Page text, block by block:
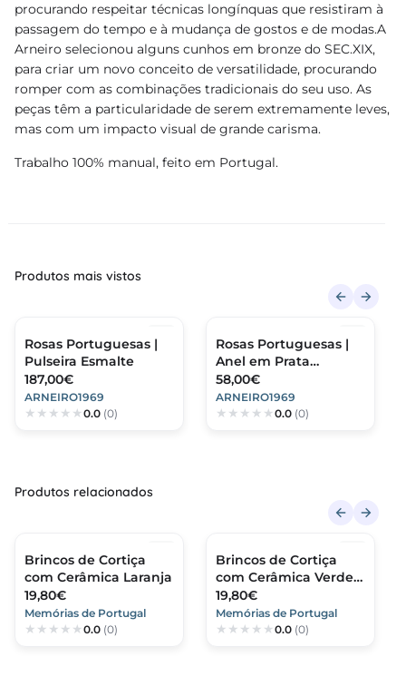
procurando respeitar técnicas longínquas que resistiram à
passagem do tempo e à mudança de gostos e de modas.A
Arneiro selecionou alguns cunhos em bronze do SEC.XIX,
para criar um novo conceito de versatilidade, procurando
romper com as combinações tradicionais do seu uso. As
peças têm a particularidade de serem extremamente leves,
mas com um impacto visual de grande carisma.
Trabalho 100% manual, feito em Portugal.
Produtos mais vistos
Rosas Portuguesas |
Pulseira Esmalte
187,00€
ARNEIRO1969
0.0 (0)
Rosas Portuguesas |
Anel em Prata
Dourada 925
58,00€
ARNEIRO1969
0.0(0)
Produtos relacionados
Brincos de Cortiça
com Cerâmica Laranja
19,80€
Memórias de Portugal
0.0 (0)
Brincos de Cortiça
com Cerâmica Verde
Kiwi
19,80€
Memórias de Portugal
0.0(0)